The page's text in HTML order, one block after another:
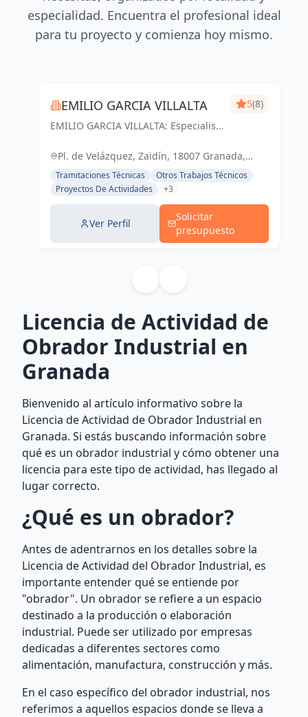
especialidad. Encuentra el profesional ideal
para tu proyecto y comienza hoy mismo.
EMILIO GARCIA VILLALTA
EMILIO GARCIA VILLALTA: Especialista
Apertura Express
5(8)
Pl. de Velázquez, Zaidín, 18007 Granada,
España, España
Tramitaciones Técnicas
Otros Trabajos Técnicos
Proyectos De Actividades
+3
Ver Perfil
Solicitar
presupuesto
Licencia de Actividad de
Obrador Industrial en
Granada
Bienvenido al artículo informativo sobre la
Licencia de Actividad de Obrador Industrial en
Granada. Si estás buscando información sobre
qué es un obrador industrial y cómo obtener una
licencia para este tipo de actividad, has llegado al
lugar correcto.
¿Qué es un obrador?
Antes de adentrarnos en los detalles sobre la
Licencia de Actividad del Obrador Industrial, es
importante entender qué se entiende por
"obrador". Un obrador se refiere a un espacio
destinado a la producción o elaboración
industrial. Puede ser utilizado por empresas
dedicadas a diferentes sectores como
alimentación, manufactura, construcción y más.
En el caso específico del obrador industrial, nos
referimos a aquellos espacios donde se lleva a